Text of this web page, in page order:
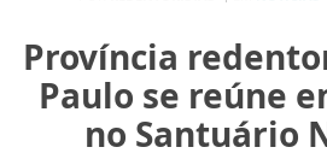
Província
Paulo se reúne
no Santuário